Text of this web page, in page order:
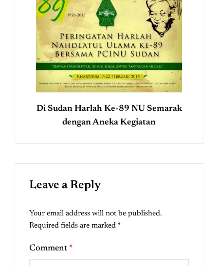
Di Sudan Harlah Ke-89 NU Semarak
dengan Aneka Kegiatan
Leave a Reply
Your email address will not be published.
Required fields are marked *
Comment *